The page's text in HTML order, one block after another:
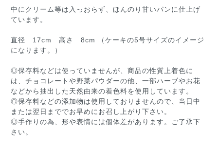
中にクリーム等は入っおらず、ほんのり甘いパンに仕上げ
ています。
直径 17cm 高さ 8cm （ケーキの5号サイズのイメージ
になります。）
◎保存料などは使っていませんが、商品の性質上着色に
は、チョコレートや野菜パウダーの他、一部ハーブやお花
などから抽出した天然由来の着色料を使用しています。
◎保存料などの添加物は使用しておりませんので、当日中
または翌日まででお早めにお召し上がり下さい。
◎手作りの為、形や表情には個体差があります。ご了承下
さい。